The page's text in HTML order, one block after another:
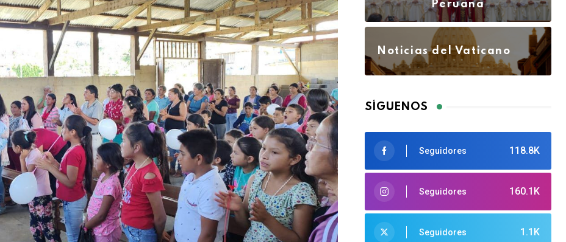
Peruana
Noticias del Vaticano
SÍGUENOS
118.8K
Seguidores
160.1K
Seguidores
1.1K
Seguidores